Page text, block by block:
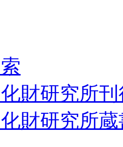
財研究所
財研究所